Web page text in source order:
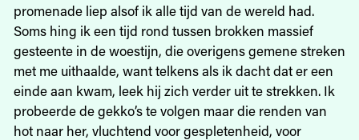
promenade liep alsof ik alle tijd van de wereld had.
Soms hing ik een tijd rond tussen brokken massief
gesteente in de woestijn, die overigens gemene streken
met me uithaalde, want telkens als ik dacht dat er een
einde aan kwam, leek hij zich verder uit te strekken. Ik
probeerde de gekko’s te volgen maar die renden van
hot naar her, vluchtend voor gespletenheid, voor